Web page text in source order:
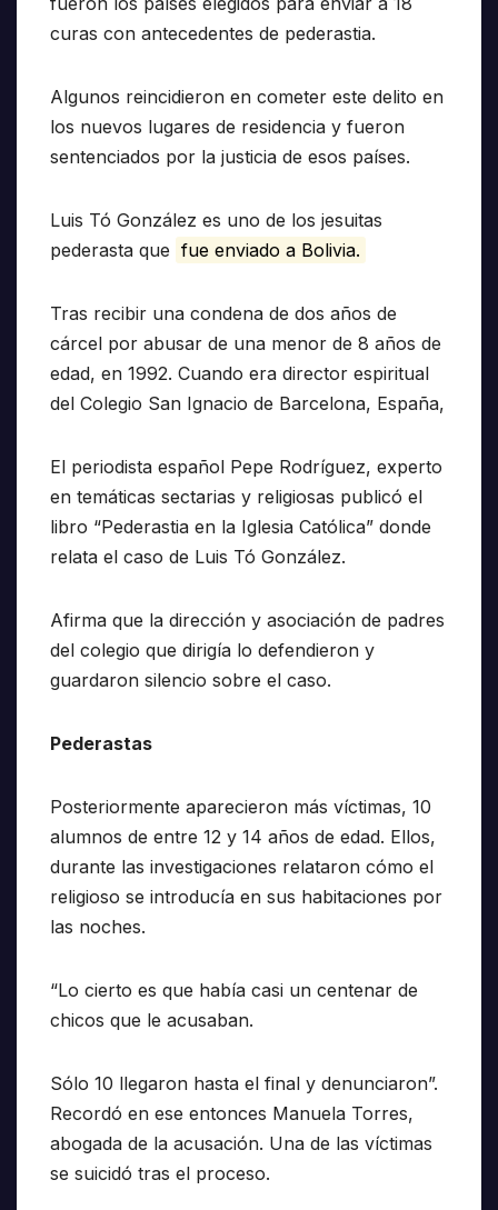
curas con antecedentes de pederastia.
Algunos reincidieron en cometer este delito en
los nuevos lugares de residencia y fueron
sentenciados por la justicia de esos países.
Luis Tó González es uno de los jesuitas
pederasta que fue enviado a Bolivia.
Tras recibir una condena de dos años de
cárcel por abusar de una menor de 8 años de
edad, en 1992. Cuando era director espiritual
del Colegio San Ignacio de Barcelona, España,
El periodista español Pepe Rodríguez, experto
en temáticas sectarias y religiosas publicó el
libro “Pederastia en la Iglesia Católica” donde
relata el caso de Luis Tó González.
Afirma que la dirección y asociación de padres
del colegio que dirigía lo defendieron y
guardaron silencio sobre el caso.
Pederastas
Posteriormente aparecieron más víctimas, 10
alumnos de entre 12 y 14 años de edad. Ellos,
durante las investigaciones relataron cómo el
religioso se introducía en sus habitaciones por
las noches.
“Lo cierto es que había casi un centenar de
chicos que le acusaban.
Sólo 10 llegaron hasta el final y denunciaron”.
Recordó en ese entonces Manuela Torres,
abogada de la acusación. Una de las víctimas
se suicidó tras el proceso.